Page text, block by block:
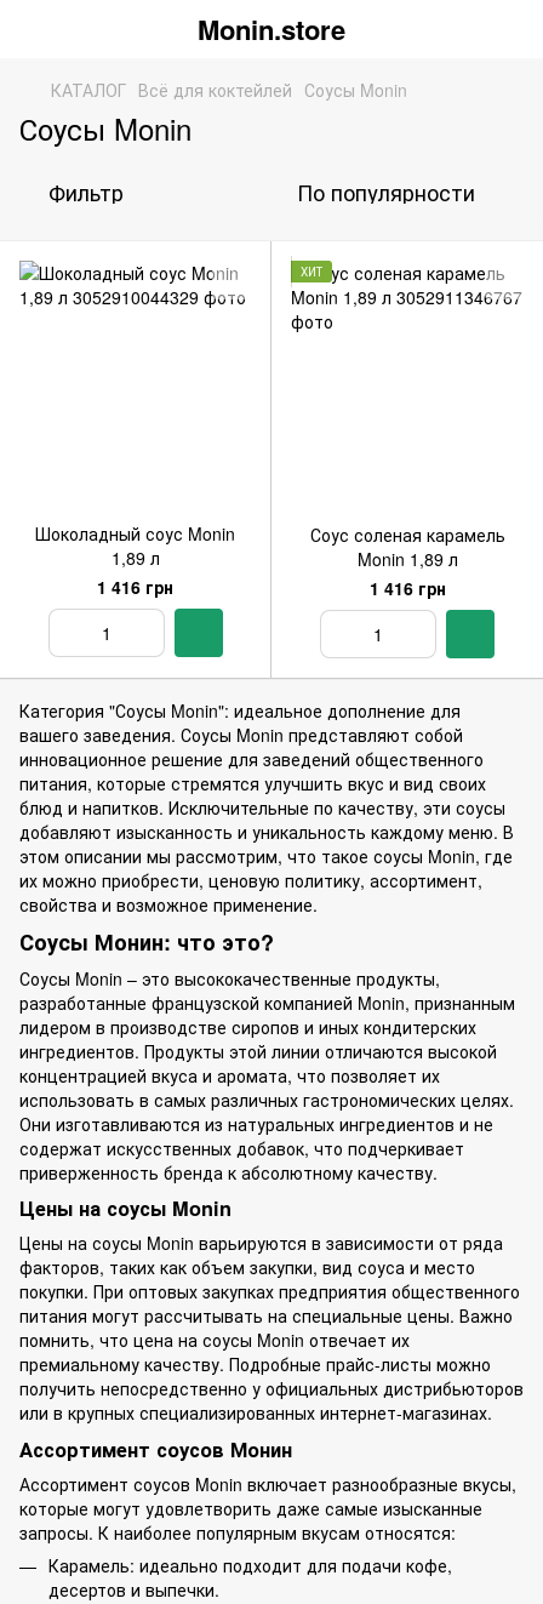
Monin.store
КАТАЛОГ Всё для коктейлей Соусы Monin
Соусы Monin
Фильтр По популярности
Шоколадный соус Monin
1,89 л
1 416 грн
ХИТ
Соус соленая карамель
Monin 1,89 л
1 416 грн
Категория "Соусы Monin": идеальное дополнение для
вашего заведения. Соусы Monin представляют собой
инновационное решение для заведений общественного
питания, которые стремятся улучшить вкус и вид своих
блюд и напитков. Исключительные по качеству, эти соусы
добавляют изысканность и уникальность каждому меню. В
этом описании мы рассмотрим, что такое соусы Monin, где
их можно приобрести, ценовую политику, ассортимент,
свойства и возможное применение.
Соусы Монин: что это?
Соусы Monin – это высококачественные продукты,
разработанные французской компанией Monin, признанным
лидером в производстве сиропов и иных кондитерских
ингредиентов. Продукты этой линии отличаются высокой
концентрацией вкуса и аромата, что позволяет их
использовать в самых различных гастрономических целях.
Они изготавливаются из натуральных ингредиентов и не
содержат искусственных добавок, что подчеркивает
приверженность бренда к абсолютному качеству.
Цены на соусы Monin
Цены на соусы Monin варьируются в зависимости от ряда
факторов, таких как объем закупки, вид соуса и место
покупки. При оптовых закупках предприятия общественного
питания могут рассчитывать на специальные цены. Важно
помнить, что цена на соусы Monin отвечает их
премиальному качеству. Подробные прайс-листы можно
получить непосредственно у официальных дистрибьюторов
или в крупных специализированных интернет-магазинах.
Ассортимент соусов Монин
Ассортимент соусов Monin включает разнообразные вкусы,
которые могут удовлетворить даже самые изысканные
запросы. К наиболее популярным вкусам относятся:
Карамель: идеально подходит для подачи кофе,
десертов и выпечки.